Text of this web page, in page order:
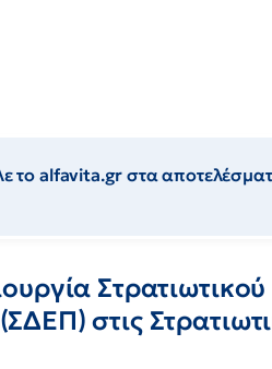
το alfavita.gr στα
Στρατιωτικού
στις